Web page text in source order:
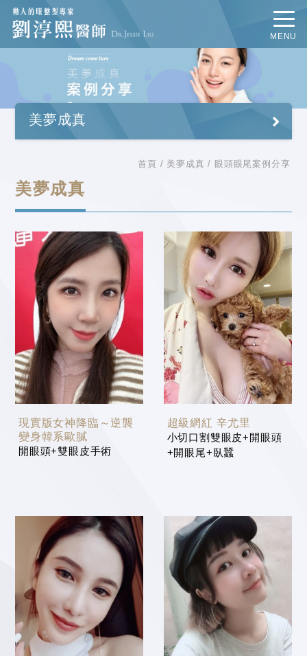
MENU
首頁 美夢成真 眼頭眼尾案例分享
美夢成真
雙眼皮案例分享
眼頭眼尾案例分享
眼瞼下置與臥蠶案例分享
提眉案例分享
眼袋案例分享
眼修復手術案例分享
眼窩凹陷與注射微整案例分享
美夢成真
現實版女神降臨～逆襲
變身韓系歐膩
開眼頭+雙眼皮手術
超級網紅 辛尤里
小切口割雙眼皮+開眼頭
+開眼尾+臥蠶